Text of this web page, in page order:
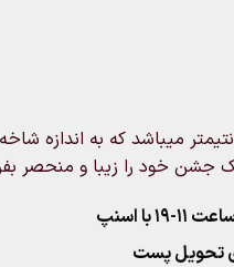
شامل یک شمعدانی کیک شفاف سایز 17 در 14 سانتیمتر
جشن خود را زیبا و منحصر
با اسنپ